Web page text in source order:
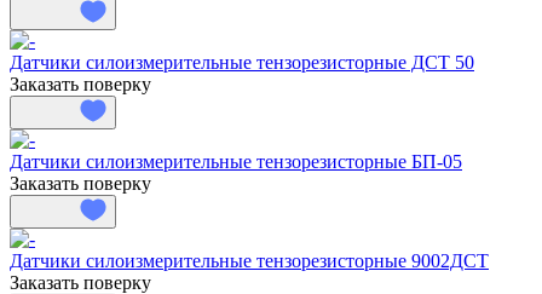
Датчики силоизмерительные тензорезисторные ДСТ 50
Заказать поверку
Датчики силоизмерительные тензорезисторные БП-05
Заказать поверку
Датчики силоизмерительные тензорезисторные 9002ДСТ
Заказать поверку